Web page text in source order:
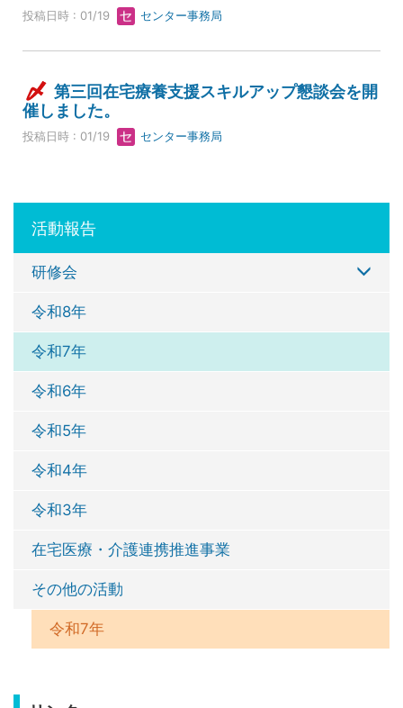
投稿日時 : 01/19 センター事務局
第三回在宅療養支援スキルアップ懇談会を開
催しました。
投稿日時 : 01/19 センター事務局
活動報告
研修会
令和8年
令和7年
令和6年
令和5年
令和4年
令和3年
在宅医療・介護連携推進事業
その他の活動
令和7年